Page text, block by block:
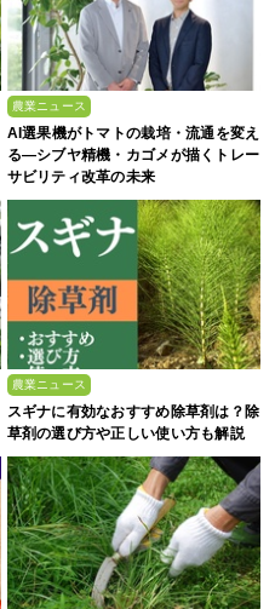
農業ニュース
AI選果機がトマトの栽培・流通を変え
る―シブヤ精機・カゴメが描くトレー
サビリティ改革の未来
農業ニュース
スギナに有効なおすすめ除草剤は？除
草剤の選び方や正しい使い方も解説